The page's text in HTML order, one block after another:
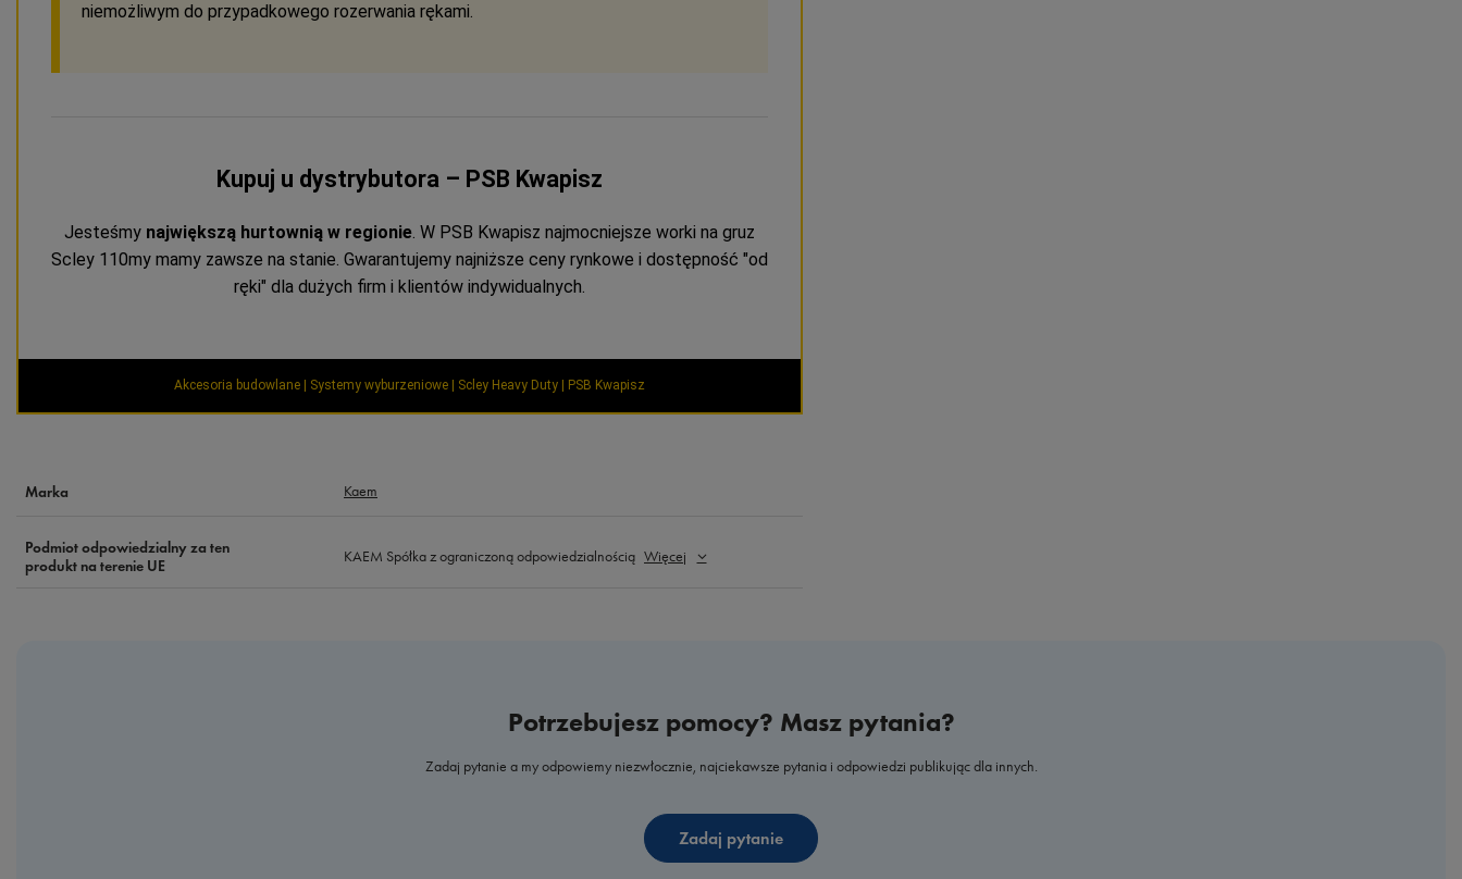
niemożliwym do przypadkowego rozerwania rękami.
Kupuj u dystrybutora – PSB Kwapisz
Jesteśmy największą hurtownią w regionie. W PSB Kwapisz najmocniejsze worki na gruz
Scley 110my mamy zawsze na stanie. Gwarantujemy najniższe ceny rynkowe i dostępność "od
ręki" dla dużych firm i klientów indywidualnych.
Akcesoria budowlane | Systemy wyburzeniowe | Scley Heavy Duty | PSB Kwapisz
Marka Kaem
Podmiot odpowiedzialny za ten
produkt na terenie UE
KAEM Spółka z ograniczoną odpowiedzialnością Więcej
Potrzebujesz pomocy? Masz pytania?
Zadaj pytanie a my odpowiemy niezwłocznie, najciekawsze pytania i odpowiedzi publikując dla innych.
Zadaj pytanie